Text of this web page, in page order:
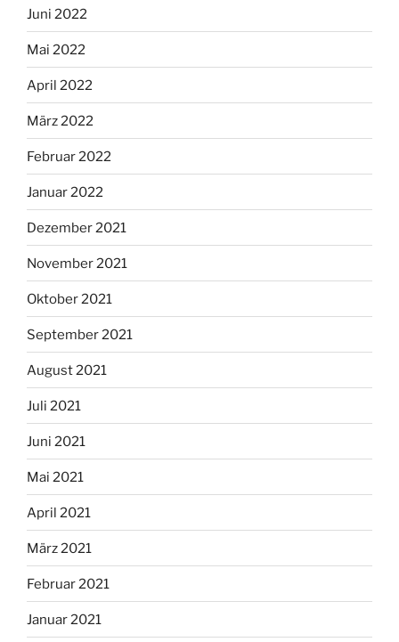
Juni 2022
Mai 2022
April 2022
März 2022
Februar 2022
Januar 2022
Dezember 2021
November 2021
Oktober 2021
September 2021
August 2021
Juli 2021
Juni 2021
Mai 2021
April 2021
März 2021
Februar 2021
Januar 2021